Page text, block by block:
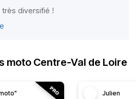
très diversifié !
moto Centre-Val de Loire
Julien